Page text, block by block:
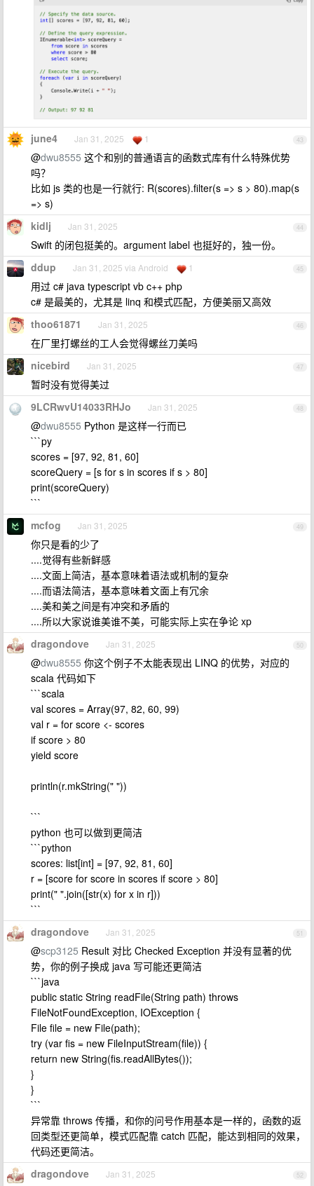
43
june4 Jan 31, 2025 1
@dwu8555 这个和别的普通语言的函数式库有什么特殊优势
吗？
比如 js 类的也是一行就行: R(scores).filter(s => s > 80).map(s
=> s)
44
kidlj Jan 31, 2025
Swift 的闭包挺美的。argument label 也挺好的，独一份。
45
ddup Jan 31, 2025 via Android 1
用过 c# java typescript vb c++ php
c# 是最美的，尤其是 linq 和模式匹配，方便美丽又高效
46
thoo61871 Jan 31, 2025
在厂里打螺丝的工人会觉得螺丝刀美吗
47
nicebird Jan 31, 2025
暂时没有觉得美过
48
9LCRwvU14033RHJo Jan 31, 2025
@dwu8555 Python 是这样一行而已
```py
scores = [97, 92, 81, 60]
scoreQuery = [s for s in scores if s > 80]
print(scoreQuery)
```
49
mcfog Jan 31, 2025
你只是看的少了
....觉得有些新鲜感
....文面上简洁，基本意味着语法或机制的复杂
....而语法简洁，基本意味着文面上有冗余
....美和美之间是有冲突和矛盾的
....所以大家说谁美谁不美，可能实际上实在争论 xp
50
dragondove Jan 31, 2025
@dwu8555 你这个例子不太能表现出 LINQ 的优势，对应的
scala 代码如下
```scala
val scores = Array(97, 82, 60, 99)
val r = for score <- scores
if score > 80
yield score
println(r.mkString(" "))
```
python 也可以做到更简洁
```python
scores: list[int] = [97, 92, 81, 60]
r = [score for score in scores if score > 80]
print(" ".join([str(x) for x in r]))
```
51
dragondove Jan 31, 2025
@scp3125 Result 对比 Checked Exception 并没有显著的优
势，你的例子换成 java 写可能还更简洁
```java
public static String readFile(String path) throws
FileNotFoundException, IOException {
File file = new File(path);
try (var fis = new FileInputStream(file)) {
return new String(fis.readAllBytes());
}
}
```
异常靠 throws 传播，和你的问号作用基本是一样的，函数的返
回类型还更简单，模式匹配靠 catch 匹配，能达到相同的效果，
代码还更简洁。
52
dragondove Jan 31, 2025